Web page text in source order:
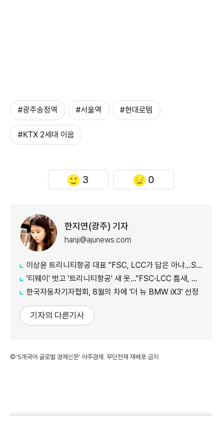
#광주송정역 #서울역 #현대로템
#KTX 2세대 이음
3 0
한지연(광주) 기자
hanji@ajunews.com
이상윤 트리니티항공 대표 "FSC, LCC가 답은 아냐…SSC로 새 수요 창출"
'티웨이' 벗고 '트리니티항공' 새 옷…"FSC·LCC 틈새, SSC 전략으로 공략"
한국자동차기자협회, 8월의 차에 '더 뉴 BMW iX3' 선정
기자의 다른기사
©'5개국어 글로벌 경제신문' 아주경제. 무단전재·재배포 금지